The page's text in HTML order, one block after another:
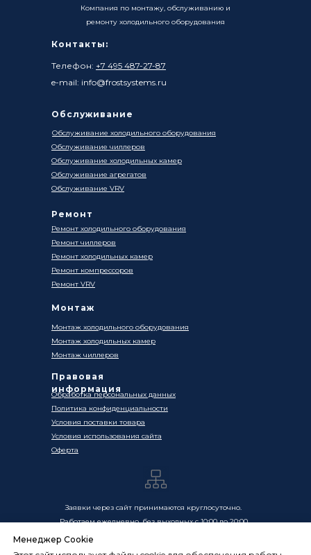
Контакты:
Телефон: +7 495 487-27-87
e-mail: info@frostsystems.ru
Ремонт
Цены, указанные на сайте, носят информационный
Заявки через сайт принимаются круглосуточно.
Работаем ежедневно, без выходных с 10:00 до 20:00
Обработка персональных данных
Политика конфиденциальности
Условия поставки товара
Оферта
Условия использования сайта
Компания по монтажу, обслуживанию и
ремонту холодильного оборудования
Ремонт холодильного оборудования
Ремонт чиллеров
Ремонт холодильных камер
Ремонт компрессоров
Ремонт VRV
Монтаж
Правовая
информация
Монтаж холодильного оборудования
Монтаж чиллеров
Монтаж холодильных камер
Обслуживание
Обслуживание холодильного оборудования
Обслуживание чиллеров
Обслуживание холодильных камер
Обслуживание агрегатов
Обслуживание VRV
Менеджер Cookie